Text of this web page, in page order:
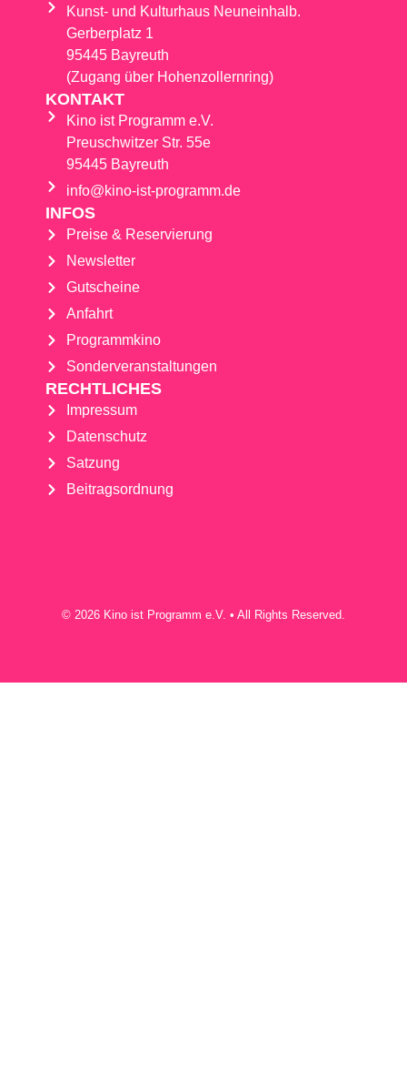
Kunst- und Kulturhaus Neuneinhalb.
Gerberplatz 1
95445 Bayreuth
(Zugang über Hohenzollernring)
KONTAKT
Kino ist Programm e.V.
Preuschwitzer Str. 55e
95445 Bayreuth
info@kino-ist-programm.de
INFOS
Preise & Reservierung
Newsletter
Gutscheine
Anfahrt
Programmkino
Sonderveranstaltungen
RECHTLICHES
Impressum
Datenschutz
Satzung
Beitragsordnung
© 2026 Kino ist Programm e.V. • All Rights Reserved.